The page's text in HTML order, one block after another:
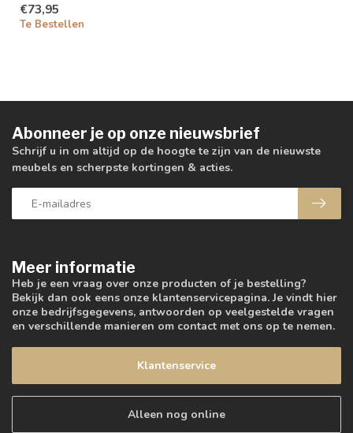
€73,95
Te Bestellen
Meer informatie
Heb je een vraag over onze producten of je bestelling?
Bekijk dan ook eens onze klantenservicepagina. Je vindt hier
onze bedrijfsgegevens, antwoorden op veelgestelde vragen
en verschillende manieren om contact met ons op te nemen.
Klantenservice
Alleen nog online
Abonneer je op onze nieuwsbrief
Schrijf u in om altijd op de hoogte te zijn van de nieuwste
meubels en scherpste kortingen & acties.